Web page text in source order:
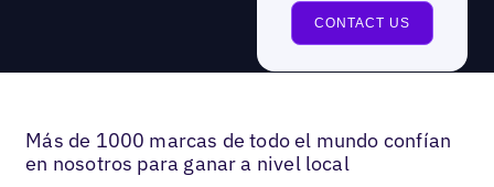
Más de 1000 marcas de todo el mundo confían
en nosotros para ganar a nivel local